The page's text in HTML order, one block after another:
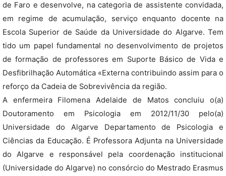
de Faro e desenvolve, na categoria de assistente convidada,
em regime de acumulação, serviço enquanto docente na
Escola Superior de Saúde da Universidade do Algarve. Tem
tido um papel fundamental no desenvolvimento de projetos
de formação de professores em Suporte Básico de Vida e
Desfibrilhação Automática «Externa contribuindo assim para o
reforço da Cadeia de Sobrevivência da região.
A enfermeira Filomena Adelaide de Matos concluiu o(a)
Doutoramento em Psicologia em 2012/11/30 pelo(a)
Universidade do Algarve Departamento de Psicologia e
Ciências da Educação. É Professora Adjunta na Universidade
do Algarve e responsável pela coordenação institucional
(Universidade do Algarve) no consórcio do Mestrado Erasmus